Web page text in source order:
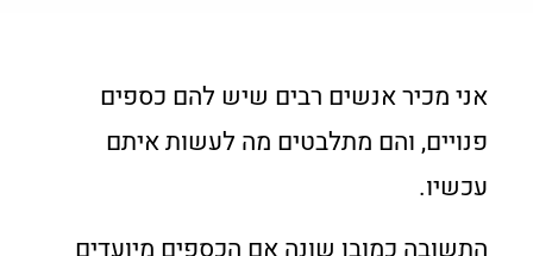
אני מכיר אנשים רבים שיש להם כספים
פנויים, והם מתלבטים מה לעשות איתם
עכשיו.